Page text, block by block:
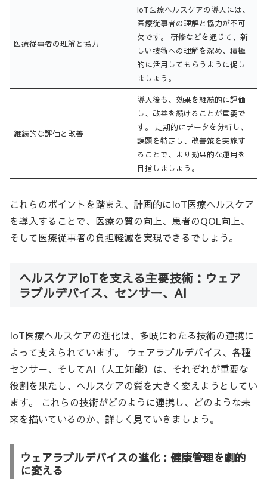
医療従事者の理解と協力
IoT医療ヘルスケアの導入には、
医療従事者の理解と協力が不可
欠です。 研修などを通じて、新
しい技術への理解を深め、積極
的に活用してもらうように促し
ましょう。
継続的な評価と改善
導入後も、効果を継続的に評価
し、改善を続けることが重要で
す。 定期的にデータを分析し、
課題を特定し、改善策を実施す
ることで、より効果的な運用を
目指しましょう。
これらのポイントを踏まえ、計画的にIoT医療ヘルスケア
を導入することで、医療の質の向上、患者のQOL向上、
そして医療従事者の負担軽減を実現できるでしょう。
ヘルスケアIoTを支える主要技術：ウェア
ラブルデバイス、センサー、AI
IoT医療ヘルスケアの進化は、多岐にわたる技術の連携に
よって支えられています。 ウェアラブルデバイス、各種
センサー、そしてAI（人工知能）は、それぞれが重要な
役割を果たし、ヘルスケアの質を大きく変えようとしてい
ます。 これらの技術がどのように連携し、どのような未
来を描いているのか、詳しく見ていきましょう。
ウェアラブルデバイスの進化：健康管理を劇的
に変える